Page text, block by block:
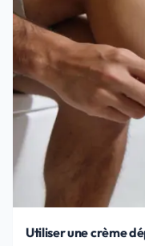
Utiliser une crème